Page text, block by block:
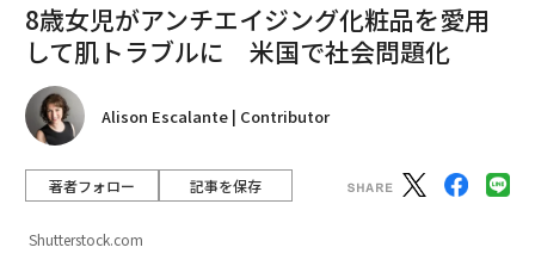
8歳女児がアンチエイジング化粧品を愛用
して肌トラブルに 米国で社会問題化
Alison Escalante | Contributor
著者フォロー 記事を保存
Shutterstock.com